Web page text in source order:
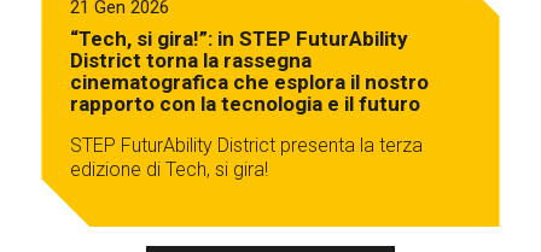
21 Gen 2026
“Tech, si gira!”: in STEP FuturAbility
District torna la rassegna
cinematografica che esplora il nostro
rapporto con la tecnologia e il futuro
STEP FuturAbility District presenta la terza
edizione di Tech, si gira!